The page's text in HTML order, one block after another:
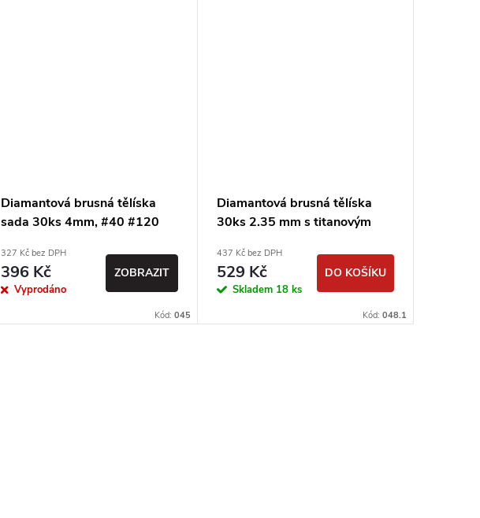
Diamantová brusná tělíska
sada 30ks 4mm, #40 #120
327 Kč bez DPH
396 Kč
Vyprodáno
ZOBRAZIT
Kód: 045
Diamantová brusná tělíska
30ks 2.35 mm s titanovým
437 Kč bez DPH
529 Kč
Skladem 18 ks
DO KOŠÍKU
Kód: 048.1